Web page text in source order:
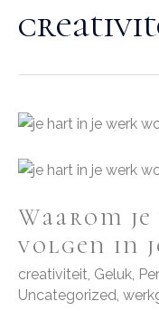
Waarom
volgen in
creativiteit, Geluk,
Uncategorized,